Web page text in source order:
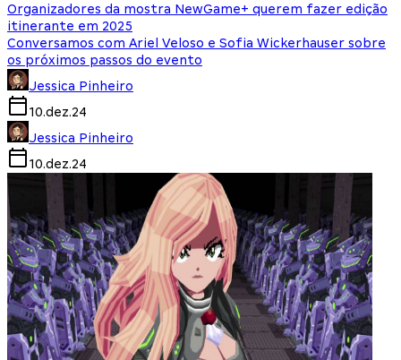
Organizadores da mostra NewGame+ querem fazer edição
itinerante em 2025
Conversamos com Ariel Veloso e Sofia Wickerhauser sobre
os próximos passos do evento
Jessica Pinheiro
10.dez.24
Jessica Pinheiro
10.dez.24